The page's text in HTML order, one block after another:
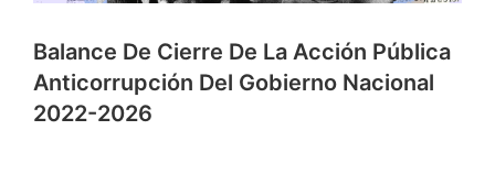
Balance De Cierre De La Acción Pública
Anticorrupción Del Gobierno Nacional
2022-2026